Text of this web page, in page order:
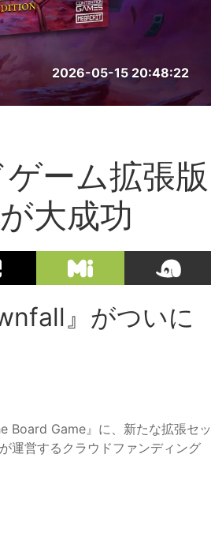
2026-05-15 20:48:22
ーム拡張版
大成功
』がついに
Board Game』に、新たな拡張セッ
運営するクラウドファンディング